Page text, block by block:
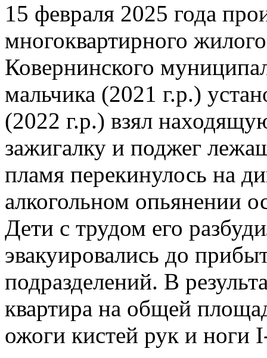
15 февраля 2025 года
многоквартирного
Ковернинского
мальчика (2021 г.р.)
(2022 г.р.) взял
зажигалку и поджег
пламя перекинулось на
алкогольном опьянении
Дети с трудом его
эвакуировались до
подразделений. В
квартира на общей
ожоги кистей рук и ноги